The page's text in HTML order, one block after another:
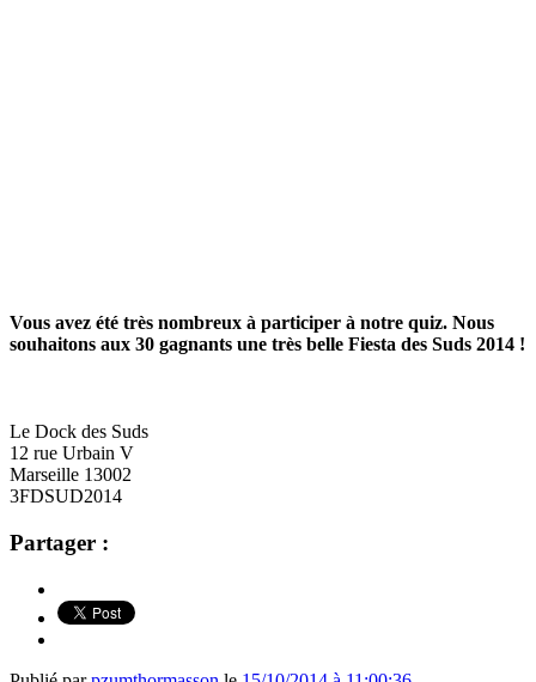
Vous avez été très nombreux à participer à notre quiz. Nous
souhaitons aux 30 gagnants une très belle Fiesta des Suds 2014 !
Le Dock des Suds
12 rue Urbain V
Marseille 13002
3FDSUD2014
Partager :